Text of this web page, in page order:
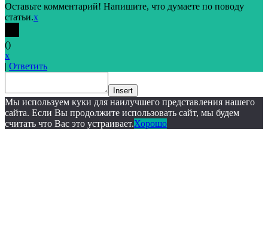
Оставьте комментарий! Напишите, что думаете по поводу
статьи.x
()
x
| Ответить
Insert
Мы используем куки для наилучшего представления нашего
сайта. Если Вы продолжите использовать сайт, мы будем
считать что Вас это устраивает.Хорошо